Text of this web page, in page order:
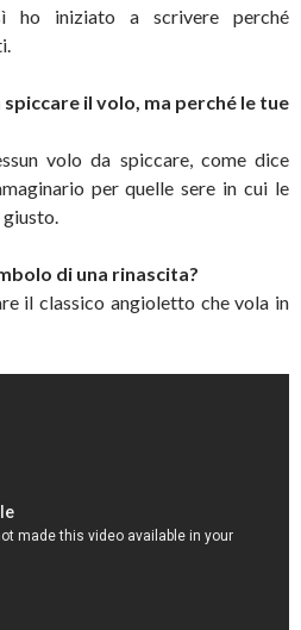
ho iniziato a scrivere perché
il volo, ma perché le tue
volo da spiccare, come dice
per quelle sere in cui le
di una rinascita?
il classico angioletto che vola in